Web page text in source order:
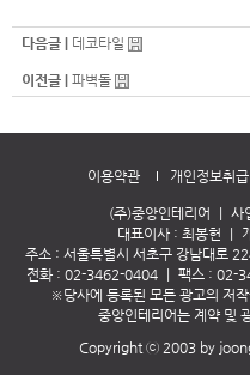
다음글 | 데코타일
이전글 | 파벽돌
이용약관 개인정보취
(주)중앙인테리어
사
대표이사 : 최봉헌
주소 : 서울특별시 서초구 강남대로
전화 : 02-3462-0404 팩스 : 02-
※당사에 등록된 모든 광고의 저작
중앙인테리어는 계약 및
Copyright ⓒ 2003 by